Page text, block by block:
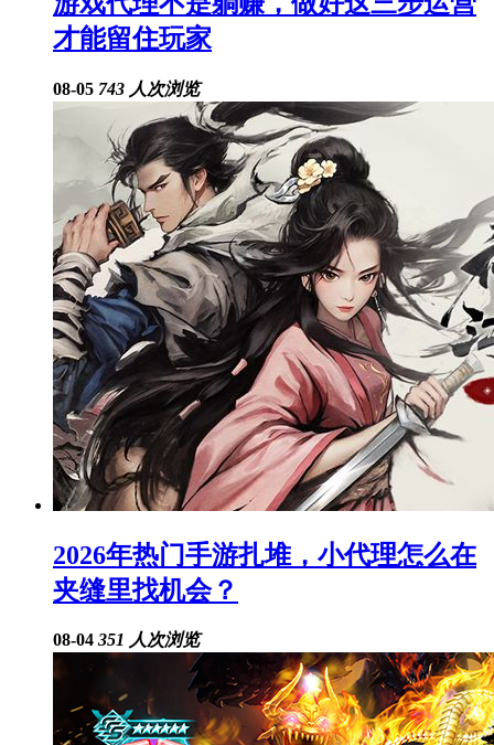
才能留住玩家
08-05 743 人次浏览
2026年热门手游扎堆，小代理怎么在
夹缝里找机会？
08-04 351 人次浏览